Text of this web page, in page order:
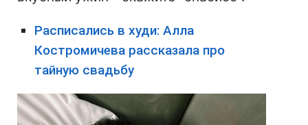
Расписались в худи: Алла
Костромичева рассказала про
тайную свадьбу